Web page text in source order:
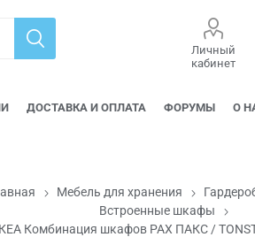
Личный
кабинет
ДОСТАВКА И ОПЛАТА ФОРУМЫ О
Мебель для хранения
Встроенные шкафы
Комбинация шкафов PAX ПАКС /